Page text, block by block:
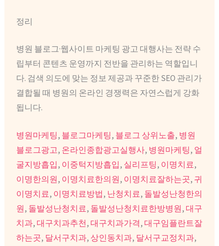
정리
병원 블로그·웹사이트 마케팅 광고 대행사는 전략 수
립부터 콘텐츠 운영까지 전반을 관리하는 역할입니
다. 검색 의도에 맞는 정보 제공과 꾸준한 SEO 관리가
결합될 때 병원의 온라인 경쟁력은 자연스럽게 강화
됩니다.
병원마케팅, 블로그마케팅, 블로그 상위노출, 병원
블로그광고, 온라인종합광고실행사, 병원마케팅, 얼
굴지방흡입, 이중턱지방흡입, 실리프팅, 이명치료,
이명한의원, 이명치료한의원, 이명치료잘하는곳, 귀
이명치료, 이명치료방법, 난청치료, 돌발성난청한의
원, 돌발성난청치료, 돌발성난청치료한방병원,대구
치과,대구치과추천,대구치과가격,대구임플란트잘
하는곳, 달서구치과, 상인동치과, 달서구교정치과,